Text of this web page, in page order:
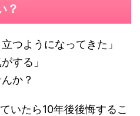
？
つようになってきた」
する」
か？
いたら10年後後悔するこ